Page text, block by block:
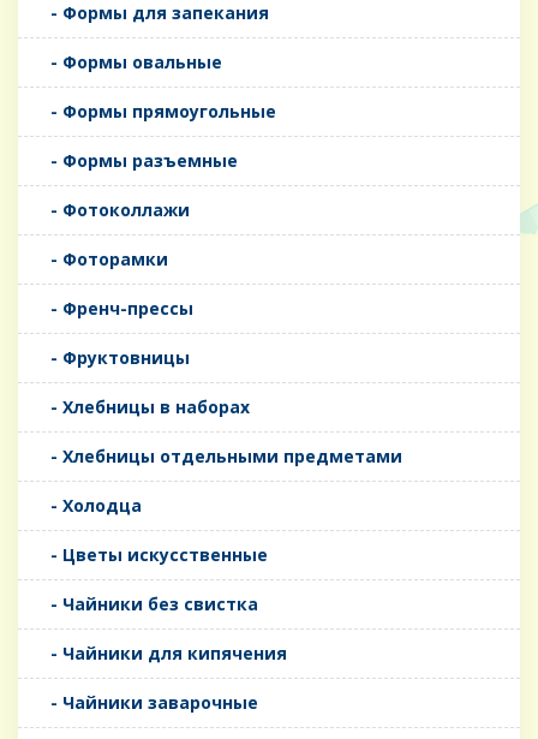
- Формы для запекания
- Формы овальные
- Формы прямоугольные
- Формы разъемные
- Фотоколлажи
- Фоторамки
- Френч-прессы
- Фруктовницы
- Хлебницы в наборах
- Хлебницы отдельными предметами
- Холодца
- Цветы искусственные
- Чайники без свистка
- Чайники для кипячения
- Чайники заварочные